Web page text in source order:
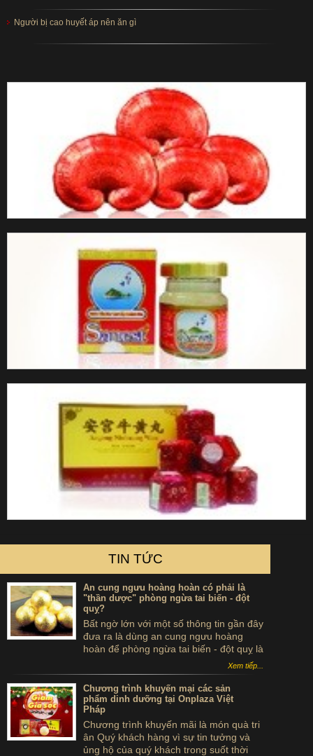
Người bị cao huyết áp nên ăn gì
TIN TỨC
An cung ngưu hoàng hoàn có phải là
"thần dược" phòng ngừa tai biến - đột
quỵ?
Bất ngờ lớn với một số thông tin gần đây
đưa ra là dùng an cung ngưu hoàng
hoàn để phòng ngừa tai biến - đột quỵ là
...tự sát. Thực hư sản phẩm này ra sao,
có thể dùng để phòng tai biến - đột quỵ
không?
Xem tiếp...
Chương trình khuyến mại các sản
phẩm dinh dưỡng tại Onplaza Việt
Pháp
Chương trình khuyến mãi là món quà tri
ân Quý khách hàng vì sự tin tưởng và
ủng hộ của quý khách trong suốt thời